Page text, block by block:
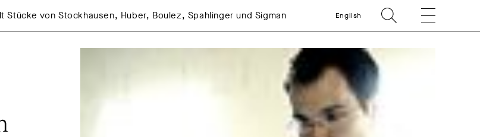
von Stockhausen, Huber, Boulez, Spahlinger und Sigman English